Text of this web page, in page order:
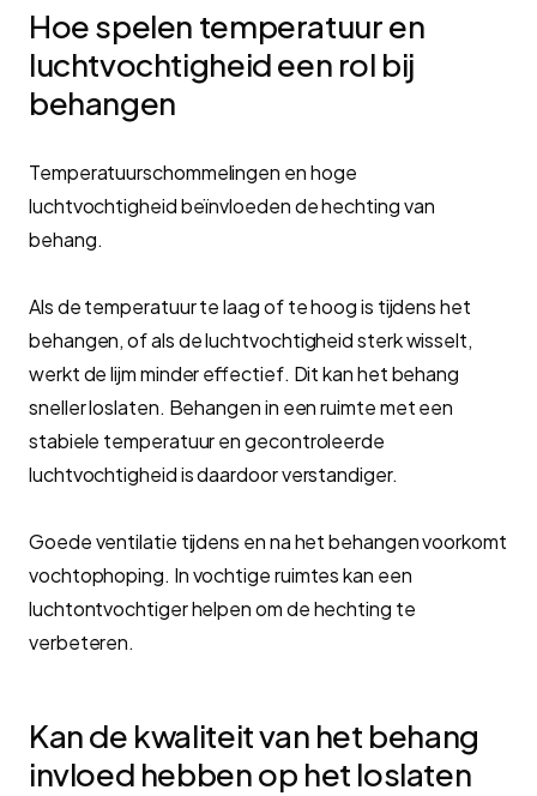
Hoe spelen temperatuur en
luchtvochtigheid een rol bij
behangen
Temperatuurschommelingen en hoge
luchtvochtigheid beïnvloeden de hechting van
behang.
Als de temperatuur te laag of te hoog is tijdens het
behangen, of als de luchtvochtigheid sterk wisselt,
werkt de lijm minder effectief. Dit kan het behang
sneller loslaten. Behangen in een ruimte met een
stabiele temperatuur en gecontroleerde
luchtvochtigheid is daardoor verstandiger.
Goede ventilatie tijdens en na het behangen voorkomt
vochtophoping. In vochtige ruimtes kan een
luchtontvochtiger helpen om de hechting te
verbeteren.
Kan de kwaliteit van het behang
invloed hebben op het loslaten